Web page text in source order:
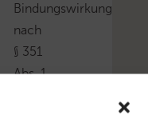
Bindungswirkung
nach
§ 351
Abs. 1